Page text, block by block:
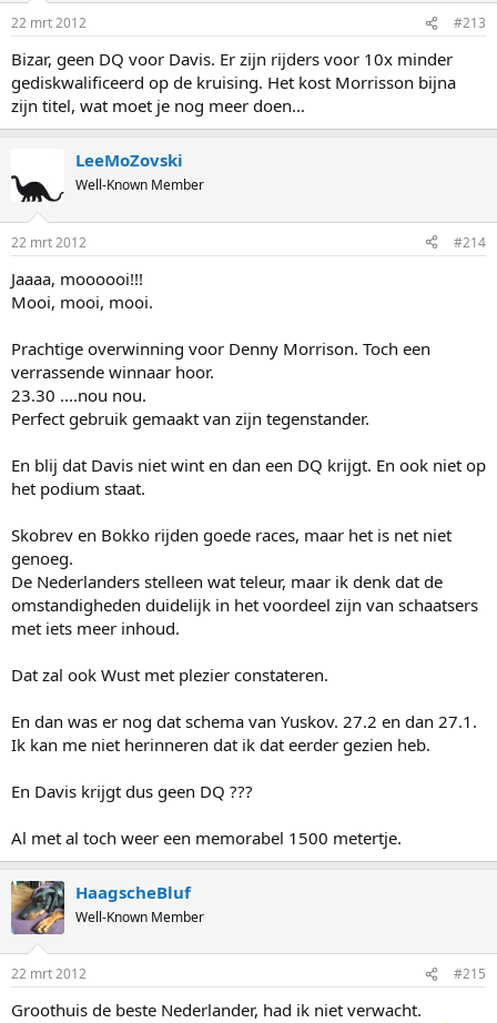
22 mrt 2012 #213
Bizar, geen DQ voor Davis. Er zijn rijders voor 10x minder
gediskwalificeerd op de kruising. Het kost Morrisson bijna
zijn titel, wat moet je nog meer doen...
LeeMoZovski
Well-Known Member
22 mrt 2012 #214
Jaaaa, moooooi!!!
Mooi, mooi, mooi.
Prachtige overwinning voor Denny Morrison. Toch een
verrassende winnaar hoor.
23.30 ....nou nou.
Perfect gebruik gemaakt van zijn tegenstander.
En blij dat Davis niet wint en dan een DQ krijgt. En ook niet op
het podium staat.
Skobrev en Bokko rijden goede races, maar het is net niet
genoeg.
De Nederlanders stelleen wat teleur, maar ik denk dat de
omstandigheden duidelijk in het voordeel zijn van schaatsers
met iets meer inhoud.
Dat zal ook Wust met plezier constateren.
En dan was er nog dat schema van Yuskov. 27.2 en dan 27.1.
Ik kan me niet herinneren dat ik dat eerder gezien heb.
En Davis krijgt dus geen DQ ???
Al met al toch weer een memorabel 1500 metertje.
HaagscheBluf
Well-Known Member
22 mrt 2012 #215
Groothuis de beste Nederlander, had ik niet verwacht.